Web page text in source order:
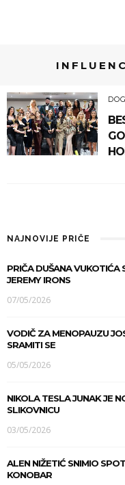
NAJNOVIJE PRIČE
PRIČA DUŠANA VUKOTIĆA
JEREMY IRONS
07/05/2026
VODIČ ZA MENOPAUZU
SRAMITI SE
05/05/2026
NIKOLA TESLA JUNAK JE
SLIKOVNICU
03/05/2026
ALEN NIŽETIĆ SNIMIO
KONOBAR